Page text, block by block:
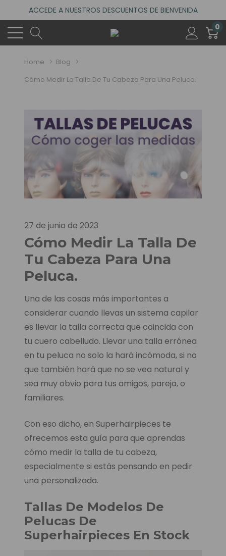
ACCEDE A NUESTROS DESCUENTOS DE BIENVENIDA
4.6
VISITA NUESTRO NUEVO SALÓN EN MADRID
0
Home
Blog
Cómo Medir La Talla De Tu Cabeza Para Una Peluca.
27 de junio de 2023
Cómo Medir La Talla De
Tu Cabeza Para Una
Peluca.
Una de las cosas más importantes a
considerar cuando llevas un sistema capilar
es llevar la talla correcta que coincida con
tu cuero cabelludo. Llevar una talla errónea
en tu peluca no solo la hará incómoda, si no
que también hará que no se vea natural y
sea muy obvio para tus amigos, pareja, o
familiares.
Con eso dicho, en Superhairpieces te
ofrecemos esta guía para que aprendas
cómo medir la talla de tu cabeza,
especialmente si estás pensando en pedir
una personalizada.
Tallas De Modelos De
Pelucas De
Superhairpieces En Stock